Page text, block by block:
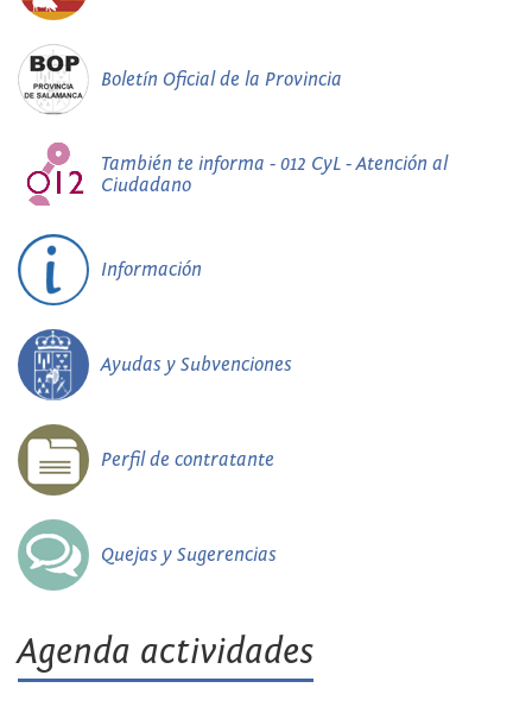
Boletín Oficial de la Provincia
También te informa - 012 CyL - Atención al
Ciudadano
Información
Ayudas y Subvenciones
Perfil de contratante
Quejas y Sugerencias
Agenda actividades